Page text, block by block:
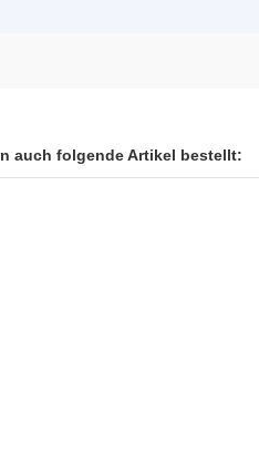
auch folgende Artikel bestellt: